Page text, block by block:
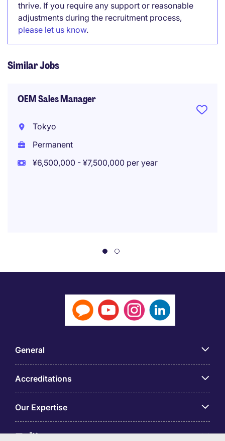
thrive. If you require any support or reasonable
adjustments during the recruitment process,
please let us know.
Similar Jobs
OEM Sales Manager
Tokyo
Permanent
¥6,500,000 - ¥7,500,000 per year
General
Accreditations
Our Expertise
アプリ